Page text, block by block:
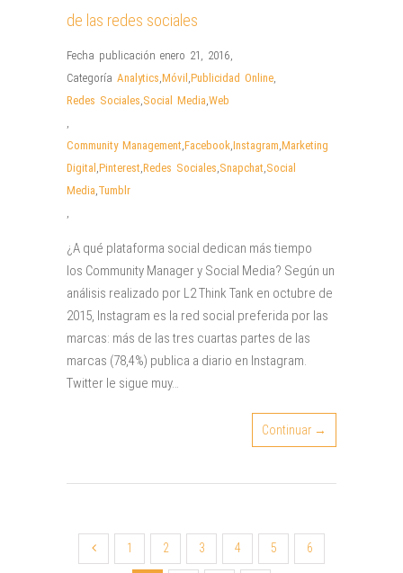
de las redes sociales
Fecha publicación enero 21, 2016,
Categoría Analytics,Móvil ,Publicidad Online,
Redes Sociales,Social Media,Web
,
Community Management,Facebook,Instagram,Marketing
Digital ,Pinterest,Redes Sociales,Snapchat,Social
Media,Tumblr
,
¿A qué plataforma social dedican más tiempo
los Community Manager y Social Media? Según un
análisis realizado por L2 Think Tank en octubre de
2015, Instagram es la red social preferida por las
marcas: más de las tres cuartas partes de las
marcas (78,4%) publica a diario en Instagram.
Twitter le sigue muy…
Continuar →
1 2 3 4 5 6